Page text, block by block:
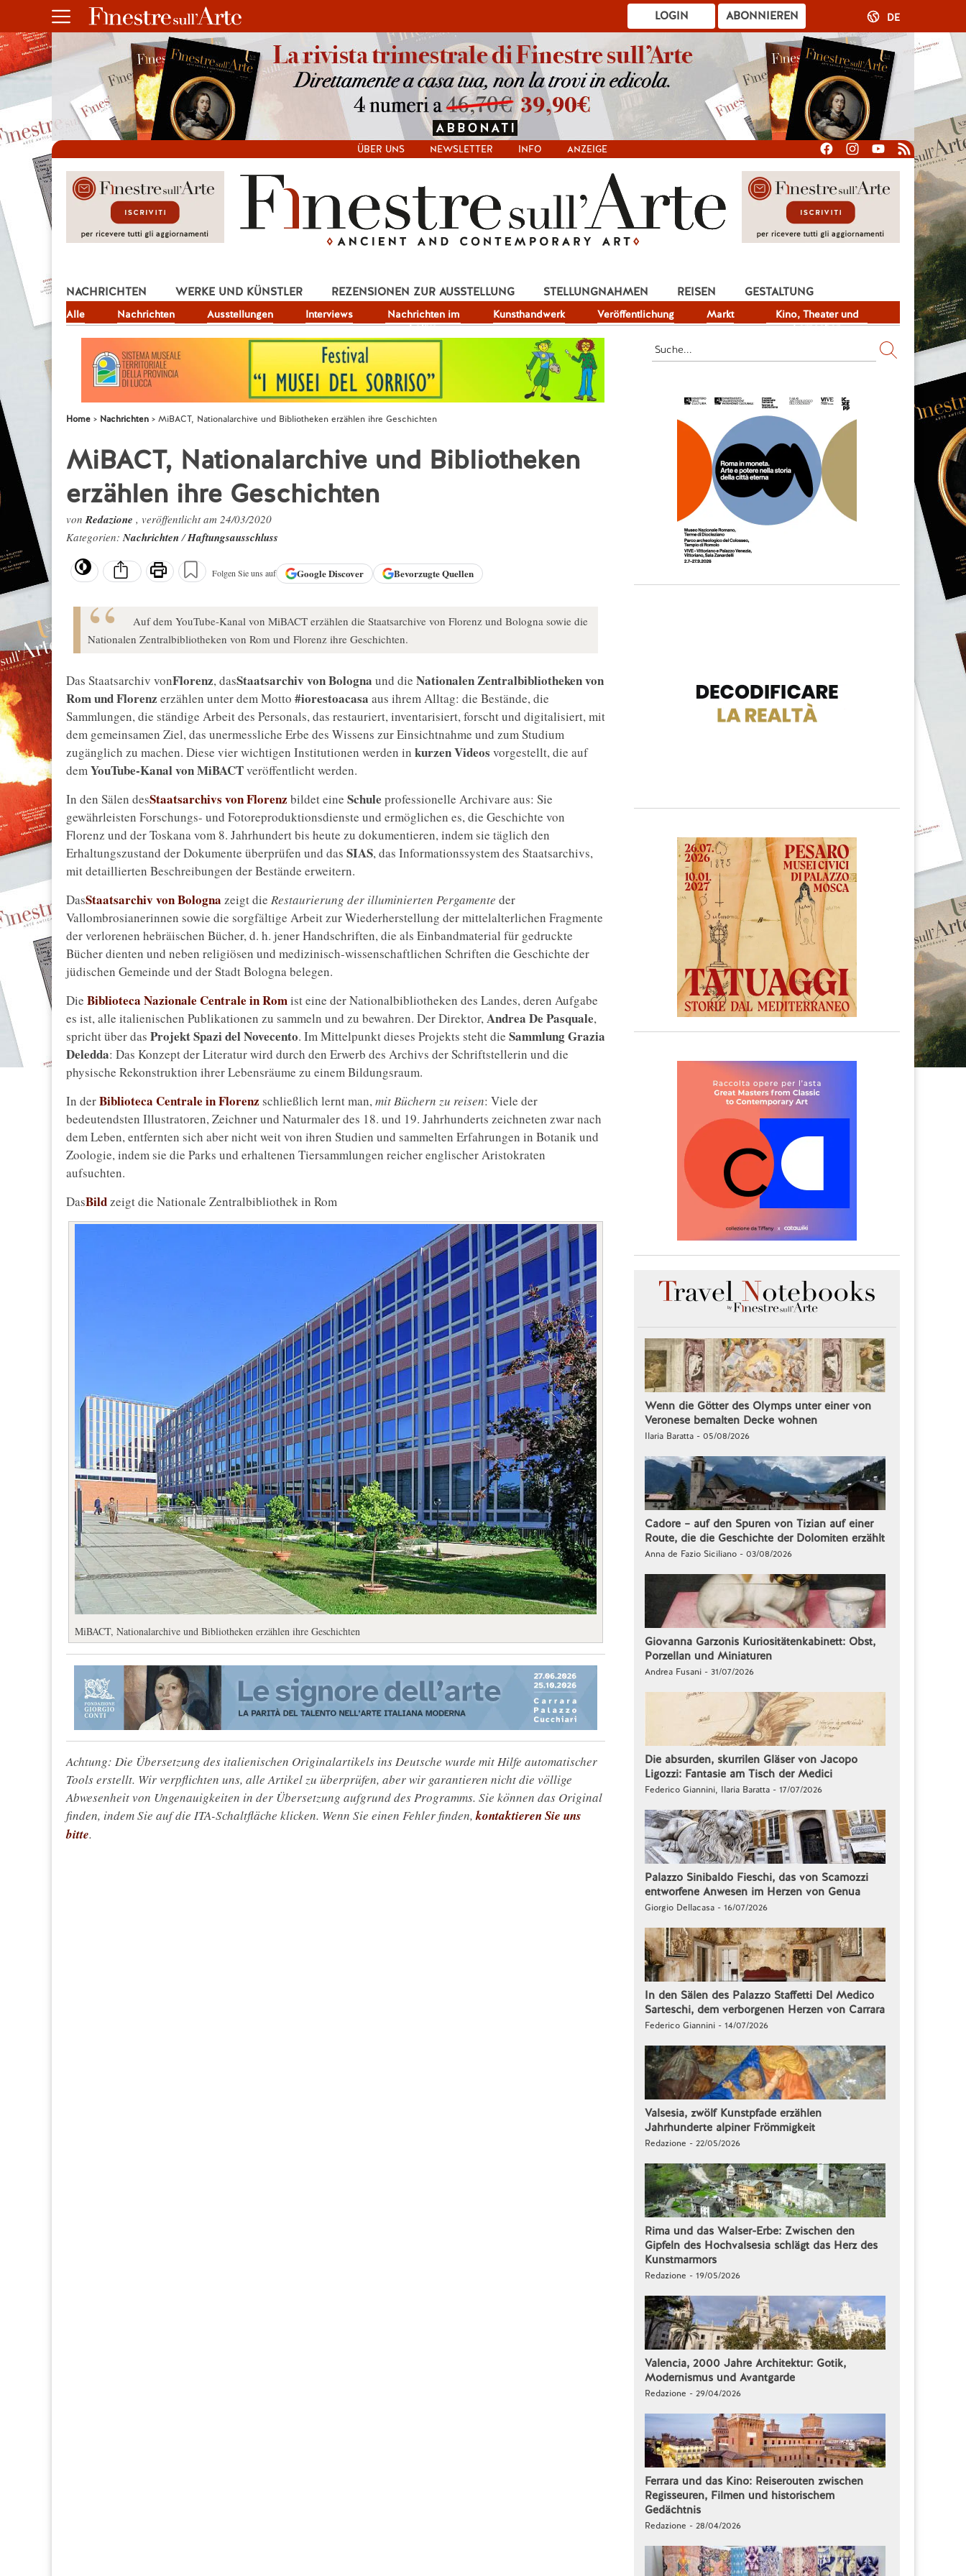
ABONNIEREN
LOGIN DE
ÜBER UNS NEWSLETTER INFO ANZEIGE
NACHRICHTEN
Alle Nachrichten Ausstellungen Interviews
Nachrichten im
Fokus
Kunsthandwerk Veröffentlichung Markt
Kino, Theater und
Fernsehen
WERKE UND KÜNSTLER REZENSIONEN ZUR AUSSTELLUNG STELLUNGNAHMEN REISEN
GESTALTUNG
JOB
Home Nachrichten MiBACT, Nationalarchive und Bibliotheken erzählen ihre Geschichten
MiBACT, Nationalarchive und Bibliotheken
erzählen ihre Geschichten
vonRedazione , veröffentlicht am 24/03/2020
Kategorien:Nachrichten/Haftungsausschluss
Folgen Sie uns auf GoogleDiscover Bevorzugte Quellen
Auf dem YouTube-Kanal von MiBACT erzählen die Staatsarchive von Florenz und Bologna sowie die
Nationalen Zentralbibliotheken von Rom und Florenz ihre Geschichten.
Das Staatsarchiv vonFlorenz, dasStaatsarchiv von Bologna und die Nationalen Zentralbibliotheken von
Rom und Florenz erzählen unter dem Motto #iorestoacasa aus ihrem Alltag: die Bestände, die
Sammlungen, die ständige Arbeit des Personals, das restauriert, inventarisiert, forscht und digitalisiert, mit
dem gemeinsamen Ziel, das unermessliche Erbe des Wissens zur Einsichtnahme und zum Studium
zugänglich zu machen. Diese vier wichtigen Institutionen werden in kurzen Videos vorgestellt, die auf
demYouTube-Kanal von MiBACTveröffentlicht werden.
In den Sälen desStaatsarchivs von Florenz bildet eine Schule professionelle Archivare aus: Sie
gewährleisten Forschungs- und Fotoreproduktionsdienste und ermöglichen es, die Geschichte von
Florenz und der Toskana vom 8. Jahrhundert bis heute zu dokumentieren, indem sie täglich den
Erhaltungszustand der Dokumente überprüfen und das SIAS, das Informationssystem des Staatsarchivs,
mit detaillierten Beschreibungen der Bestände erweitern.
DasStaatsarchiv von Bologna zeigt die Restaurierung der illuminierten Pergamente der
Vallombrosianerinnen sowie die sorgfältige Arbeit zur Wiederherstellung der mittelalterlichen Fragmente
der verlorenen hebräischen Bücher, d. h. jener Handschriften, die als Einbandmaterial für gedruckte
Bücher dienten und neben religiösen und medizinisch-wissenschaftlichen Schriften die Geschichte der
jüdischen Gemeinde und der Stadt Bologna belegen.
Die Biblioteca Nazionale Centrale in Romist eine der Nationalbibliotheken des Landes, deren Aufgabe
es ist, alle italienischen Publikationen zu sammeln und zu bewahren. Der Direktor,Andrea De Pasquale,
spricht über das Projekt Spazi del Novecento. Im Mittelpunkt dieses Projekts steht die Sammlung Grazia
Deledda: Das Konzept der Literatur wird durch den Erwerb des Archivs der Schriftstellerin und die
physische Rekonstruktion ihrer Lebensräume zu einem Bildungsraum.
In derBiblioteca Centrale in Florenz schließlich lernt man,mit Büchern zu reisen: Viele der
bedeutendsten Illustratoren, Zeichner und Naturmaler des 18. und 19. Jahrhunderts zeichneten zwar nach
dem Leben, entfernten sich aber nicht weit von ihren Studien und sammelten Erfahrungen in Botanik und
Zoologie, indem sie die Parks und erhaltenen Tiersammlungen reicher englischer Aristokraten
aufsuchten.
DasBildzeigt die Nationale Zentralbibliothek in Rom
MiBACT, Nationalarchive und Bibliotheken erzählen ihre Geschichten
Achtung: Die Übersetzung des italienischen Originalartikels ins Deutsche wurde mit Hilfe automatischer
Tools erstellt. Wir verpflichten uns, alle Artikel zu überprüfen, aber wir garantieren nicht die völlige
Abwesenheit von Ungenauigkeiten in der Übersetzung aufgrund des Programms. Sie können das Original
finden, indem Sie auf die ITA-Schaltfläche klicken. Wenn Sie einen Fehler finden,kontaktieren Sie uns
bitte.
Wenn die Götter des Olymps unter einer von
Veronese bemalten Decke wohnen
Ilaria Baratta - 05/08/2026
Cadore – auf den Spuren von Tizian auf einer
Route, die die Geschichte der Dolomiten erzählt
Anna de Fazio Siciliano - 03/08/2026
Giovanna Garzonis Kuriositätenkabinett: Obst,
Porzellan und Miniaturen
Andrea Fusani - 31/07/2026
Die absurden, skurrilen Gläser von Jacopo
Ligozzi: Fantasie am Tisch der Medici
Federico Giannini, Ilaria Baratta - 17/07/2026
Palazzo Sinibaldo Fieschi, das von Scamozzi
entworfene Anwesen im Herzen von Genua
Giorgio Dellacasa - 16/07/2026
In den Sälen des Palazzo Staffetti Del Medico
Sarteschi, dem verborgenen Herzen von Carrara
Federico Giannini - 14/07/2026
Valsesia, zwölf Kunstpfade erzählen
Jahrhunderte alpiner Frömmigkeit
Redazione - 22/05/2026
Rima und das Walser-Erbe: Zwischen den
Gipfeln des Hochvalsesia schlägt das Herz des
Kunstmarmors
Redazione - 19/05/2026
Valencia, 2000 Jahre Architektur: Gotik,
Modernismus und Avantgarde
Redazione - 29/04/2026
Ferrara und das Kino: Reiserouten zwischen
Regisseuren, Filmen und historischem
Gedächtnis
Redazione - 28/04/2026